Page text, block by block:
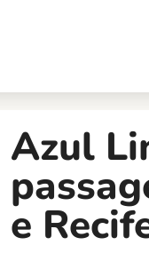
Azul
e